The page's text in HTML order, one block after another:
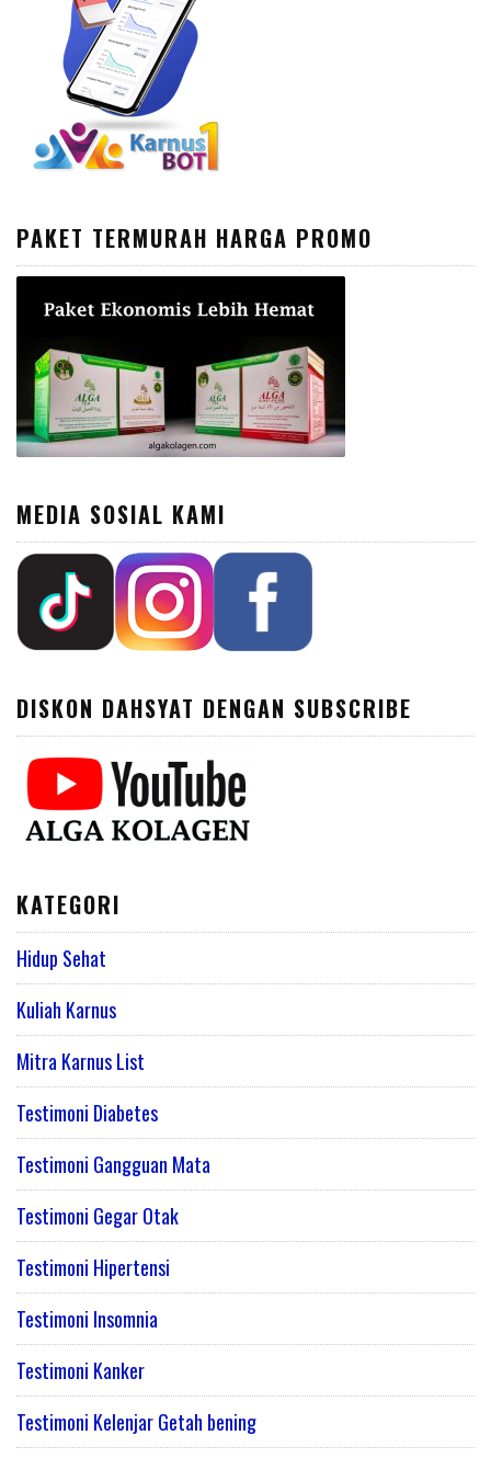
PAKET TERMURAH HARGA PROMO
MEDIA SOSIAL KAMI
DISKON DAHSYAT DENGAN SUBSCRIBE
KATEGORI
Hidup Sehat
Kuliah Karnus
Mitra Karnus List
Testimoni Diabetes
Testimoni Gangguan Mata
Testimoni Gegar Otak
Testimoni Hipertensi
Testimoni Insomnia
Testimoni Kanker
Testimoni Kelenjar Getah bening